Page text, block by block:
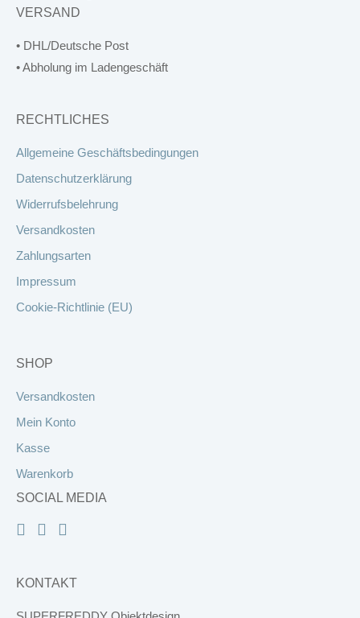
VERSAND
• DHL/Deutsche Post
• Abholung im Ladengeschäft
RECHTLICHES
Allgemeine Geschäftsbedingungen
Datenschutzerklärung
Widerrufsbelehrung
Versandkosten
Zahlungsarten
Impressum
Cookie-Richtlinie (EU)
SHOP
Versandkosten
Mein Konto
Kasse
Warenkorb
SOCIAL MEDIA
KONTAKT